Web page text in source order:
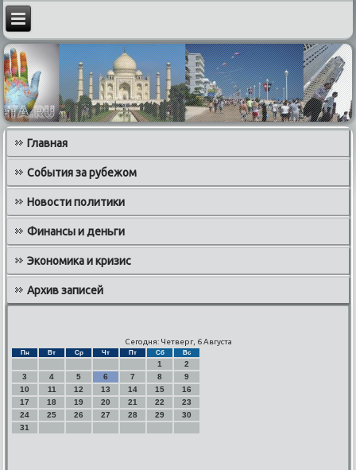
Главная
События за рубежом
Новости политики
Финансы и деньги
Экономика и кризис
Архив записей
Сегодня: Четверг, 6 Августа
Пн Вт Ср Чт Пт Сб Вс
1
2
3
4 5 6 7 8
9
10
11 12 13 14 15
16
17
18 19 20 21 22
23
24
25 26 27 28 29
30
31